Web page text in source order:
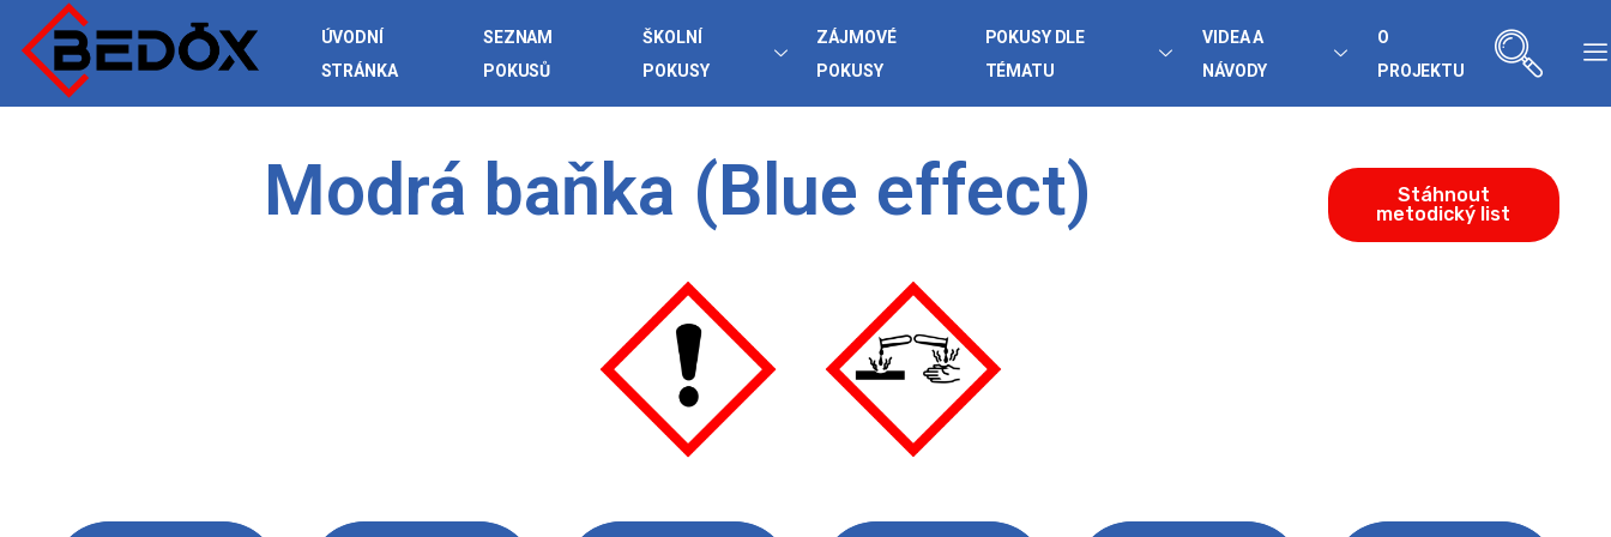
ÚVODNÍ
STRÁNKA
SEZNAM
POKUSŮ
ŠKOLNÍ
POKUSY
ZÁJMOVÉ
POKUSY
POKUSY DLE
TÉMATU
VIDEA A
NÁVODY
O
PROJEKTU
Modrá baňka (Blue effect)
Stáhnout
metodický list